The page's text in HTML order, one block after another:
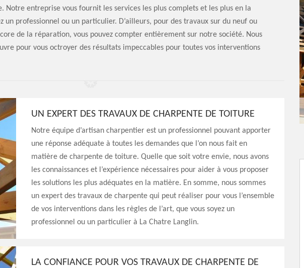
Notre entreprise vous fournit les services les plus complets et les plus en la
un professionnel ou un particulier. D’ailleurs, pour des travaux sur du neuf ou
de la réparation, vous pouvez compter entièrement sur notre société. Nous
pour vous octroyer des résultats impeccables pour toutes vos interventions
UN EXPERT DES TRAVAUX DE CHARPENTE DE TOITURE
Notre équipe d’artisan charpentier est un professionnel pouvant apporter
une réponse adéquate à toutes les demandes que l’on nous fait en
matière de charpente de toiture. Quelle que soit votre envie, nous avons
les connaissances et l’expérience nécessaires pour aider à vous proposer
les solutions les plus adéquates en la matière. En somme, nous sommes
un expert des travaux de charpente qui peut réaliser pour vous l’ensemble
de vos interventions dans les règles de l’art, que vous soyez un
professionnel ou un particulier à La Chatre Langlin.
LA CONFIANCE POUR VOS TRAVAUX DE CHARPENTE DE